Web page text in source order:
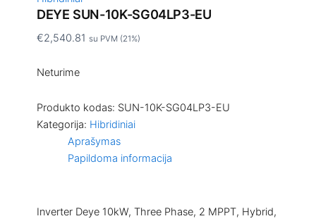
DEYE SUN-10K-SG04LP3-EU
€2,540.81 su PVM (21%)
Neturime
Produkto kodas: SUN-10K-SG04LP3-EU
Kategorija: Hibridiniai
Aprašymas
Papildoma informacija
Inverter Deye 10kW, Three Phase, 2 MPPT, Hybrid,